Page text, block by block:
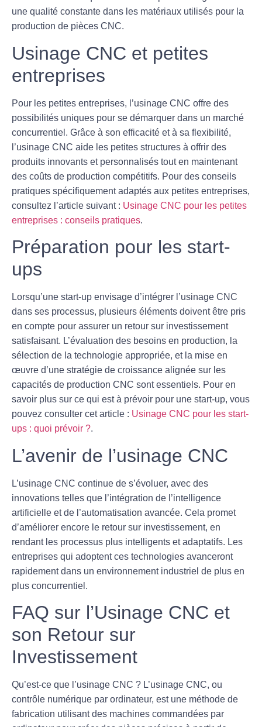
une qualité constante dans les matériaux utilisés pour la
production de pièces CNC.
Usinage CNC et petites
entreprises
Pour les petites entreprises, l’usinage CNC offre des
possibilités uniques pour se démarquer dans un marché
concurrentiel. Grâce à son efficacité et à sa flexibilité,
l’usinage CNC aide les petites structures à offrir des
produits innovants et personnalisés tout en maintenant
des coûts de production compétitifs. Pour des conseils
pratiques spécifiquement adaptés aux petites entreprises,
consultez l’article suivant : Usinage CNC pour les petites
entreprises : conseils pratiques.
Préparation pour les start-
ups
Lorsqu’une start-up envisage d’intégrer l’usinage CNC
dans ses processus, plusieurs éléments doivent être pris
en compte pour assurer un retour sur investissement
satisfaisant. L’évaluation des besoins en production, la
sélection de la technologie appropriée, et la mise en
œuvre d’une stratégie de croissance alignée sur les
capacités de production CNC sont essentiels. Pour en
savoir plus sur ce qui est à prévoir pour une start-up, vous
pouvez consulter cet article : Usinage CNC pour les start-
ups : quoi prévoir ?.
L’avenir de l’usinage CNC
L’usinage CNC continue de s’évoluer, avec des
innovations telles que l’intégration de l’intelligence
artificielle et de l’automatisation avancée. Cela promet
d’améliorer encore le retour sur investissement, en
rendant les processus plus intelligents et adaptatifs. Les
entreprises qui adoptent ces technologies avanceront
rapidement dans un environnement industriel de plus en
plus concurrentiel.
FAQ sur l’Usinage CNC et
son Retour sur
Investissement
Qu’est-ce que l’usinage CNC ? L’usinage CNC, ou
contrôle numérique par ordinateur, est une méthode de
fabrication utilisant des machines commandées par